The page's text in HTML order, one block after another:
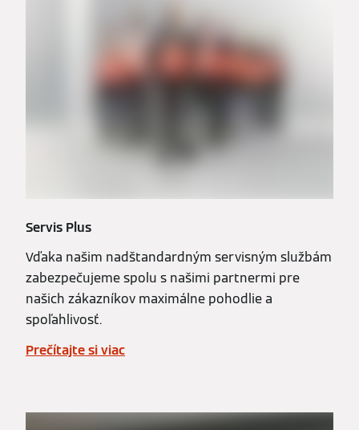
Servis Plus
Vďaka našim nadštandardným servisným službám
zabezpečujeme spolu s našimi partnermi pre
našich zákazníkov maximálne pohodlie a
spoľahlivosť.
Prečítajte si viac